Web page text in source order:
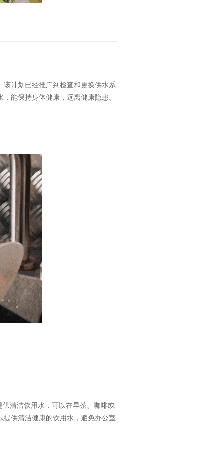
计划已经推广到检查和更换供水系
能保持身体健康，远离健康隐患。
供清洁饮用水，可以在早茶、咖啡或
供清洁健康的饮用水，避免办公室